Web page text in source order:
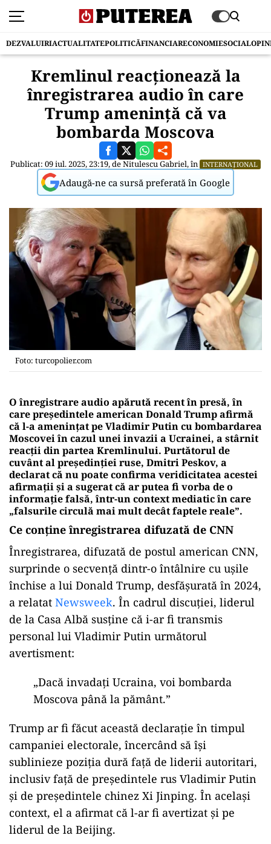
DEZVALUIRIACTUALITATEPOLITICĂFINANCIARECONOMIESOCIAL
Kremlinul reacționează la
înregistrarea audio în care
Trump amenință că va
bombarda Moscova
Publicat: 09 iul. 2025, 23:19, deNitulescu Gabriel, în INTERNAȚIONAL
Adaugă-ne ca sursă preferată în Google
Foto: turcopolier.com
O înregistrare audio apărută recent în presă, în
care președintele american Donald Trump afirmă
că l-a amenințat pe Vladimir Putin cu bombardarea
Moscovei în cazul unei invazii a Ucrainei, a stârnit
reacții din partea Kremlinului. Purtătorul de
cuvânt al președinției ruse, Dmitri Peskov, a
declarat că nu poate confirma veridicitatea acestei
afirmații și a sugerat că ar putea fi vorba de o
informație falsă, într-un context mediatic în care
„falsurile circulă mai mult decât faptele reale”.
Ce conține înregistrarea difuzată de CNN
Înregistrarea, difuzată de postul american CNN,
surprinde o secvență dintr-o întâlnire cu ușile
închise a lui Donald Trump, desfășurată în 2024,
a relatat Newsweek. În cadrul discuției, liderul
de la Casa Albă susține că i-ar fi transmis
personal lui Vladimir Putin următorul
avertisment:
„Dacă invadați Ucraina, voi bombarda
Moscova până la pământ.”
Trump ar fi făcut această declarație în timpul
campaniei electorale, încercând să își
sublinieze poziția dură față de liderii autoritari,
inclusiv față de președintele rus Vladimir Putin
și de președintele chinez Xi Jinping. În același
context, el a afirmat că l-ar fi avertizat și pe
liderul de la Beijing.